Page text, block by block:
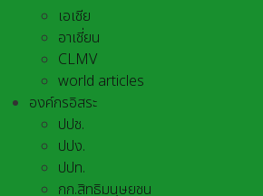
เอเชีย
อาเชี่ยน
CLMV
world articles
องค์กรอิสระ
ปปช.
ปปง.
ปปท.
กก.สิทธิมนุษยชน